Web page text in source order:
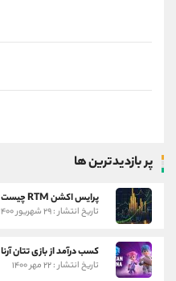
پر بازدیدترین ها
پرایس اکشن RTM چیست؟
تاریخ انتشار : ۲۹ شهریور ۱۴۰۰
کسب درآمد از بازی تتان آرنا
تاریخ انتشار : ۲۲ مهر ۱۴۰۰